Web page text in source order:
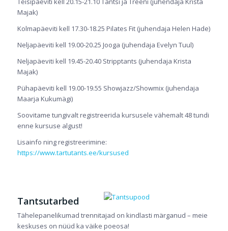
Majak)
Kolmapäeviti kell 17.30-18.25 Pilates Fit (juhendaja Helen Hade)
Neljapäeviti kell 19.00-20.25 Jooga (juhendaja Evelyn Tuul)
Neljapäeviti kell 19.45-20.40 Stripptants (juhendaja Krista
Majak)
Pühapäeviti kell 19.00-19.55 Showjazz/Showmix (juhendaja
Maarja Kukumägi)
Soovitame tungivalt registreerida kursusele vähemalt 48 tundi
enne kursuse algust!
Lisainfo ning registreerimine:
https://www.tartutants.ee/kursused
Tantsutarbed
Tähelepanelikumad trennitajad on kindlasti märganud – meie
keskuses on nüüd ka väike poeosa!